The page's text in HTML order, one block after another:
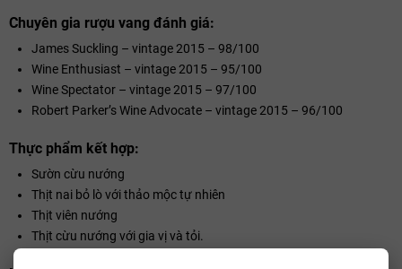
Chuyên gia rượu vang đánh giá:
James Suckling – vintage 2015 – 98/100
Wine Enthusiast – vintage 2015 – 95/100
Wine Spectator – vintage 2015 – 97/100
Robert Parker’s Wine Advocate – vintage 2015 – 96/100
Thực phẩm kết hợp:
Sườn cừu nướng
Thịt nai bỏ lò với thảo mộc tự nhiên
Thịt viên nướng
Thịt cừu nướng với gia vị và tỏi.